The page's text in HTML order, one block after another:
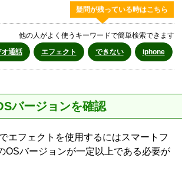
疑問が残っている時はこちら
他の人がよく使うキーワードで簡単検索できます
オ通話
エフェクト できない iphone
バージョンを確認
エフェクトを使用するにはスマートフ
OSバージョンが一定以上である必要が